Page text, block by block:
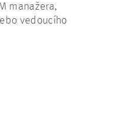
manažera,
vedoucího